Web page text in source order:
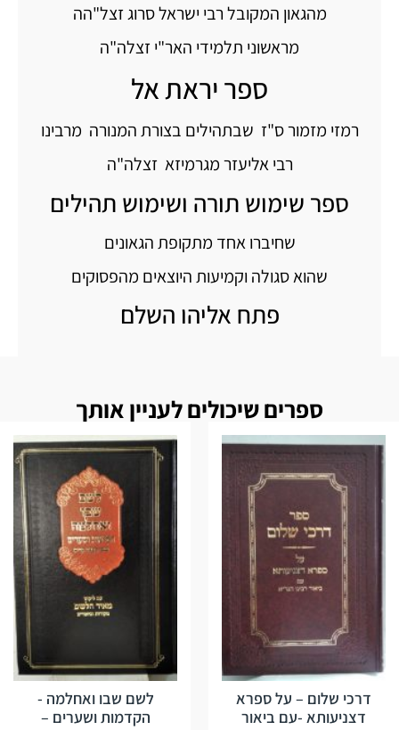
מהגאון המקובל רבי ישראל סרוג זצל"הה
מראשוני תלמידי האר"י זצלה"ה
ספר יראת אל
רמזי מזמור ס"ז שבתהילים בצורת המנורה מרבינו
רבי אליעזר מגרמיזא זצלה"ה
ספר שימוש תורה ושימוש תהילים
שחיברו אחד מתקופת הגאונים
שהוא סגולה וקמיעות היוצאים מהפסוקים
פתח אליהו השלם
ספרים שיכולים לעניין אותך
דרכי שלום – על ספרא
דצניעותא -עם ביאור
לשם שבו ואחלמה -
הקדמות ושערים –